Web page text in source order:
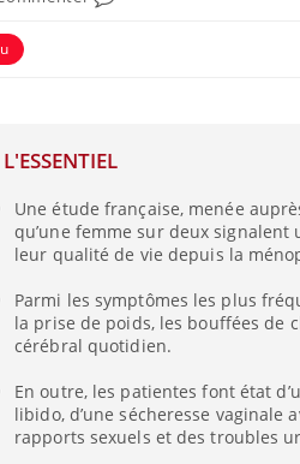
L'ESSENTIEL
Une étude française, menée
qu’une femme sur deux
leur qualité de vie depuis la
Parmi les symptômes les plus
la prise de poids, les bouffées de
cérébral quotidien.
En outre, les patientes font état
libido, d’une sécheresse vaginale
rapports sexuels et des troubles
La sieste empêche-t-elle
de dormir la nuit ?
VIH : la fin du comprimé
tous les jours se profile-t-
Pourquoi votre ventre
gâche-t-il les premiers